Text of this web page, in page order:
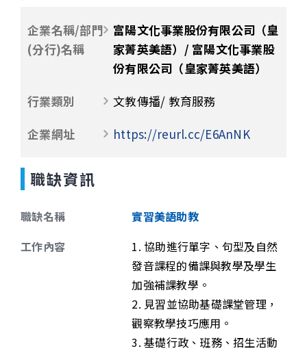
企業名稱/部門
(分行)名稱
富陽文化事業股份有限公司（皇
家菁英美語）/ 富陽文化事業股
份有限公司（皇家菁英美語）
行業類別
文教傳播/ 教育服務
企業網址
https://reurl.cc/E6AnNK
職缺資訊
職缺名稱
實習美語助教
工作內容
1. 協助進行單字、句型及自然
發音課程的備課與教學及學生
加強補課教學。
2. 見習並協助基礎課堂管理，
觀察教學技巧應用。
3. 基礎行政、班務、招生活動